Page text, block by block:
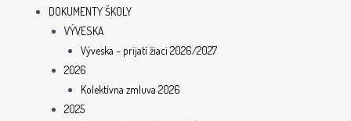
DOKUMENTY ŠKOLY
VÝVESKA
Výveska – prijatí žiaci 2026/2027
2026
Kolektívna zmluva 2026
2025